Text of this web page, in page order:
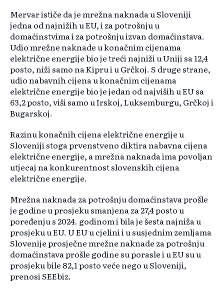
Mervar ističe da je mrežna naknada u Sloveniji
jedna od najnižih u EU, i za potrošnju u
domaćinstvima i za potrošnju izvan domaćinstava.
Udio mrežne naknade u konačnim cijenama
električne energije bio je treći najniži u Uniji sa 12,4
posto, niži samo na Kipru i u Grčkoj. S druge strane,
udio nabavnih cijena u konačnim cijenama
električne energije bio je jedan od najviših u EU sa
63,2 posto, viši samo u Irskoj, Luksemburgu, Grčkoj i
Bugarskoj.
Razinu konačnih cijena električne energije u
Sloveniji stoga prvenstveno diktira nabavna cijena
električne energije, a mrežna naknada ima povoljan
utjecaj na konkurentnost slovenskih cijena
električne energije.
Mrežna naknada za potrošnju domaćinstava prošle
je godine u prosjeku smanjena za 27,4 posto u
poređenju s 2024. godinom i bila je šesta najniža u
prosjeku u EU. U EU u cjelini i u susjednim zemljama
Slovenije prosječne mrežne naknade za potrošnju
domaćinstava prošle godine su porasle i u EU su u
prosjeku bile 82,1 posto veće nego u Sloveniji,
prenosi SEEbiz.